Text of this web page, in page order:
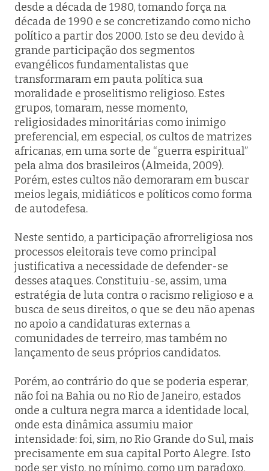
desde a década de 1980, tomando força na
década de 1990 e se concretizando como nicho
político a partir dos 2000. Isto se deu devido à
grande participação dos segmentos
evangélicos fundamentalistas que
transformaram em pauta política sua
moralidade e proselitismo religioso. Estes
grupos, tomaram, nesse momento,
religiosidades minoritárias como inimigo
preferencial, em especial, os cultos de matrizes
africanas, em uma sorte de “guerra espiritual”
pela alma dos brasileiros (Almeida, 2009).
Porém, estes cultos não demoraram em buscar
meios legais, midiáticos e políticos como forma
de autodefesa.
Neste sentido, a participação afrorreligiosa nos
processos eleitorais teve como principal
justificativa a necessidade de defender-se
desses ataques. Constituiu-se, assim, uma
estratégia de luta contra o racismo religioso e a
busca de seus direitos, o que se deu não apenas
no apoio a candidaturas externas a
comunidades de terreiro, mas também no
lançamento de seus próprios candidatos.
Porém, ao contrário do que se poderia esperar,
não foi na Bahia ou no Rio de Janeiro, estados
onde a cultura negra marca a identidade local,
onde esta dinâmica assumiu maior
intensidade: foi, sim, no Rio Grande do Sul, mais
precisamente em sua capital Porto Alegre. Isto
pode ser visto, no mínimo, como um paradoxo,